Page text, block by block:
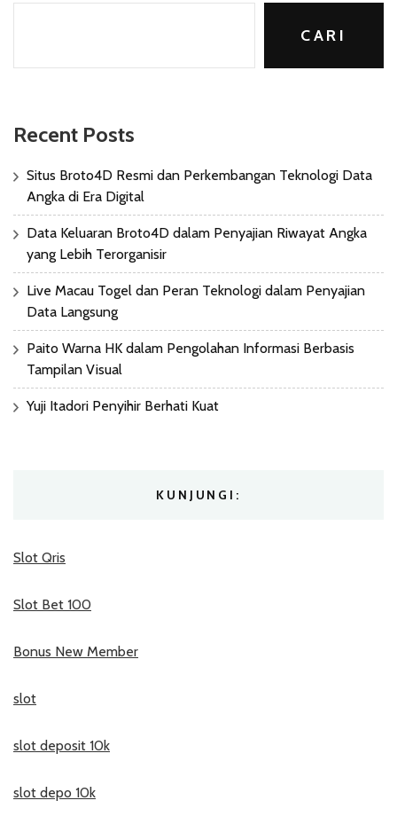
CARI
Recent Posts
Situs Broto4D Resmi dan Perkembangan Teknologi Data
Angka di Era Digital
Data Keluaran Broto4D dalam Penyajian Riwayat Angka
yang Lebih Terorganisir
Live Macau Togel dan Peran Teknologi dalam Penyajian
Data Langsung
Paito Warna HK dalam Pengolahan Informasi Berbasis
Tampilan Visual
Yuji Itadori Penyihir Berhati Kuat
KUNJUNGI:
Slot Qris
Slot Bet 100
Bonus New Member
slot
slot deposit 10k
slot depo 10k